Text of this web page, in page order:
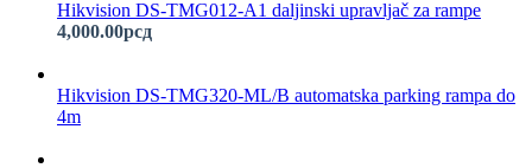
Hikvision DS-TMG012-A1 daljinski upravljač za rampe
4,000.00рсд
Hikvision DS-TMG320-ML/B automatska parking rampa do
4m